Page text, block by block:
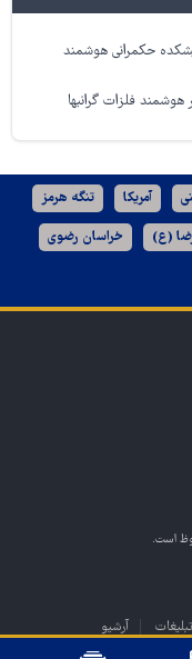
حکمرانی هوشمند
هوشمند فلزات گرانبها
آمریکا تنگه هرمز
(ع) خراسان رضوی
است.
آرشیو